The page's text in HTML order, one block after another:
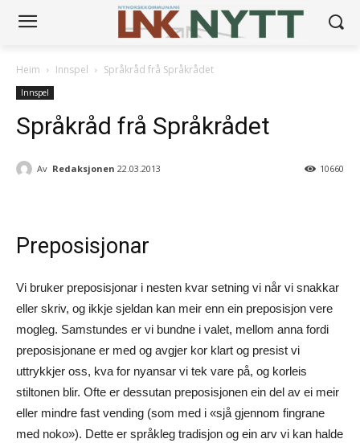
Heim Innspel Språkråd frå Språkrådet
Innspel
Språkråd frå Språkrådet
Av Redaksjonen 22.03.2013 10660
Preposisjonar
Vi bruker preposisjonar i nesten kvar setning vi når vi snakkar
eller skriv, og ikkje sjeldan kan meir enn ein preposisjon vere
mogleg. Samstundes er vi bundne i valet, mellom anna fordi
preposisjonane er med og avgjer kor klart og presist vi
uttrykkjer oss, kva for nyansar vi tek vare på, og korleis
stiltonen blir. Ofte er dessutan preposisjonen ein del av ei meir
eller mindre fast vending (som med i «sjå gjennom fingrane
med noko»). Dette er språkleg tradisjon og ein arv vi kan halde